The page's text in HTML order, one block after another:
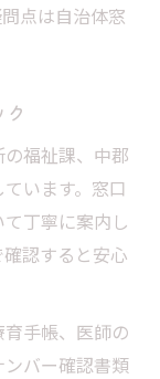
点は自治体窓
福祉課、中郡
います。窓口
丁寧に案内し
認すると安心
手帳、医師の
バー確認書類